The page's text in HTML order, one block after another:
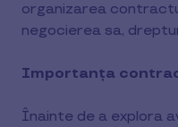
organizarea
negocierea sa,
Importanța
Înainte de a explora